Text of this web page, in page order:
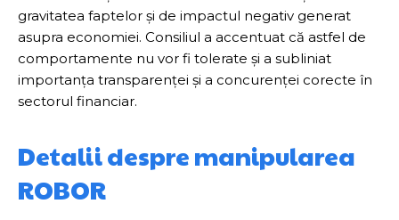
gravitatea faptelor și de impactul negativ generat
asupra economiei. Consiliul a accentuat că astfel de
comportamente nu vor fi tolerate și a subliniat
importanța transparenței și a concurenței corecte în
sectorul financiar.
Detalii despre manipularea
ROBOR